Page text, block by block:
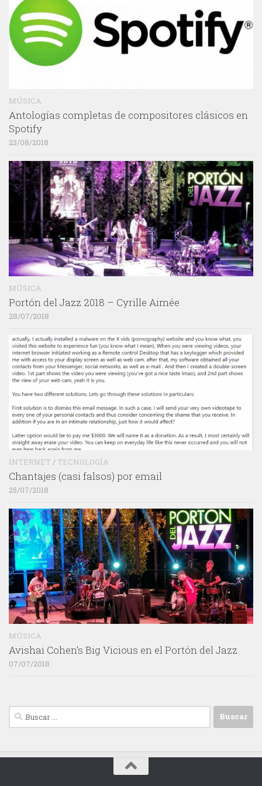
MÚSICA
Antologías completas de compositores clásicos en
Spotify
23/08/2018
MÚSICA
Portón del Jazz 2018 – Cyrille Aimée
28/07/2018
INTERNET / TECNOLOGÍA
Chantajes (casi falsos) por email
25/07/2018
MÚSICA
Avishai Cohen’s Big Vicious en el Portón del Jazz
07/07/2018
Buscar: